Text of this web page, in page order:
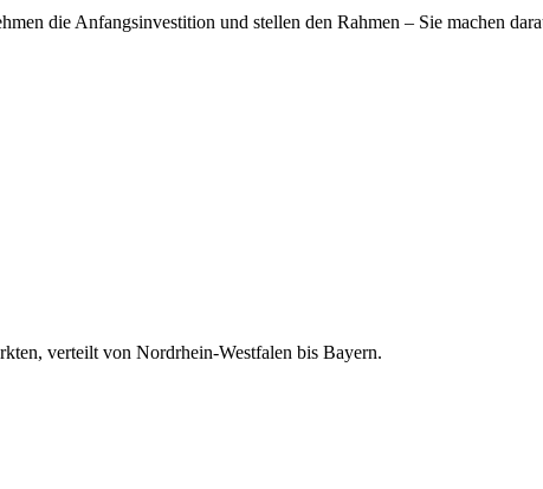
die Anfangsinvestition und stellen den Rahmen – Sie machen
verteilt von Nordrhein-Westfalen bis Bayern.